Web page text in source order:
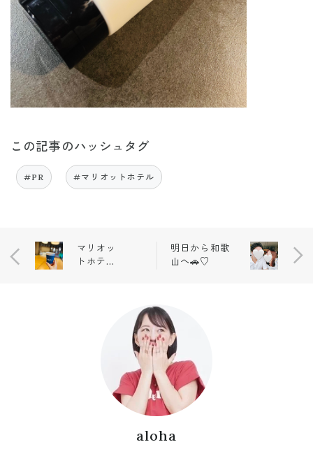
この記事のハッシュタグ
#PR #マリオットホテル
マリオッ
トホテ
明日から和歌
山へ🚗♡
aloha